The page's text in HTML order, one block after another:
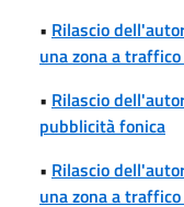
• Rilascio
una zona a
• Rilascio
pubblicità fonica
• Rilascio
una zona a